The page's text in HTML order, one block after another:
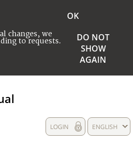
changes, we
to requests.
OK
DO NOT
SHOW
AGAIN
ENGLISH
LOGIN